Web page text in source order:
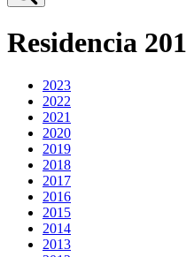
Residencia
2023
2022
2021
2020
2019
2018
2017
2016
2015
2014
2013